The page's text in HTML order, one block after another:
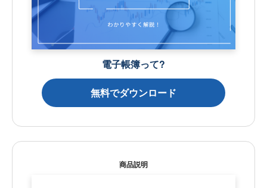
電子帳簿って?
無料でダウンロード
商品説明